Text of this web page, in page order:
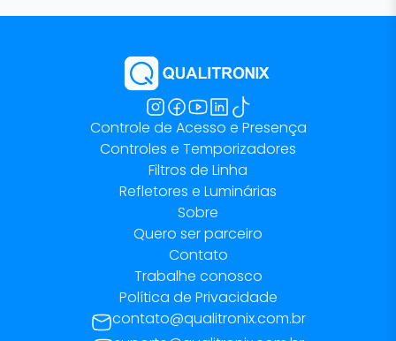
Controle de Acesso e Presença
Controles e Temporizadores
Filtros de Linha
Refletores e Luminárias
Sobre
Quero ser parceiro
Contato
Trabalhe conosco
Política de Privacidade
contato@qualitronix.com.br